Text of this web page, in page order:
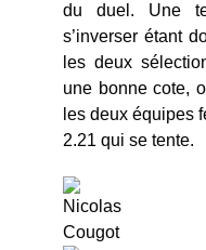
du duel. Une
s’inverser étant
les deux
une bonne cote,
les deux équipes
2.21 qui se tente.